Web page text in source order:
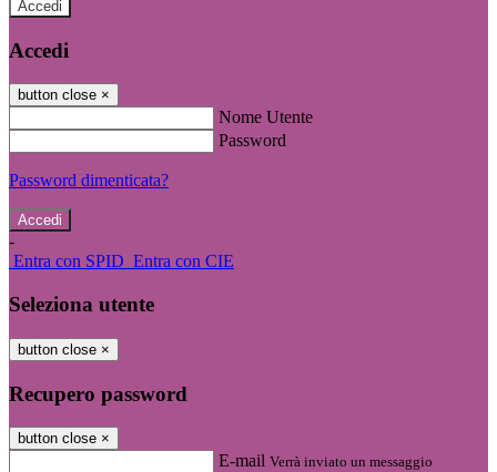
Accedi
Accedi
button close ×
Nome Utente
Password
Password dimenticata?
-
Entra con SPID Entra con CIE
Seleziona utente
button close ×
Recupero password
button close ×
E-mail Verrà inviato un messaggio